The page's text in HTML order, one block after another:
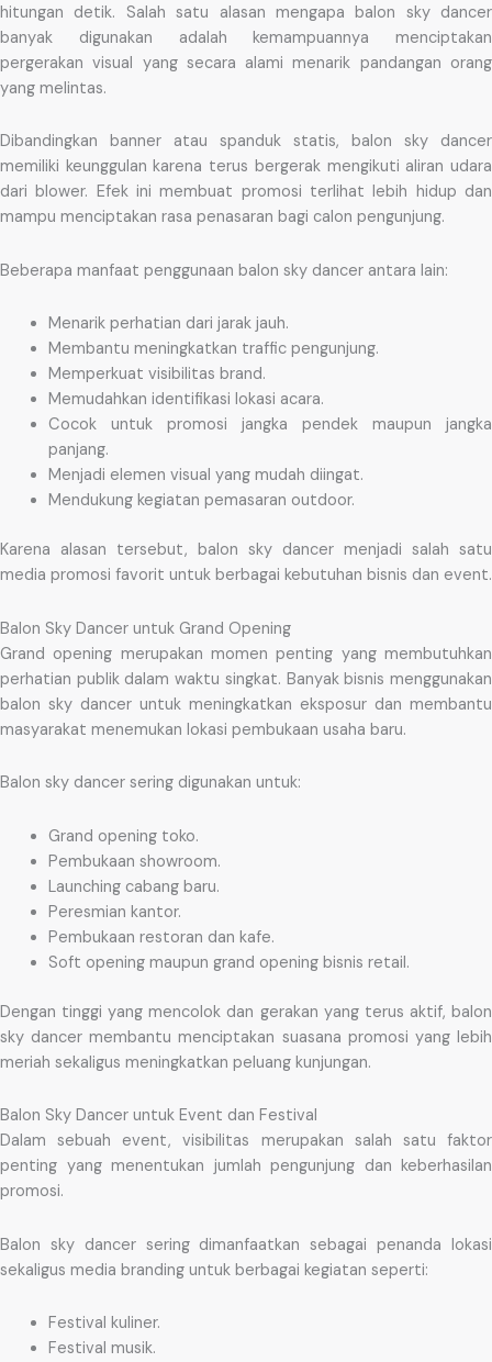
hitungan detik. Salah satu alasan mengapa balon sky dancer
banyak digunakan adalah kemampuannya menciptakan
pergerakan visual yang secara alami menarik pandangan orang
yang melintas.
Dibandingkan banner atau spanduk statis, balon sky dancer
memiliki keunggulan karena terus bergerak mengikuti aliran udara
dari blower. Efek ini membuat promosi terlihat lebih hidup dan
mampu menciptakan rasa penasaran bagi calon pengunjung.
Beberapa manfaat penggunaan balon sky dancer antara lain:
Menarik perhatian dari jarak jauh.
Membantu meningkatkan traffic pengunjung.
Memperkuat visibilitas brand.
Memudahkan identifikasi lokasi acara.
Cocok untuk promosi jangka pendek maupun jangka
panjang.
Menjadi elemen visual yang mudah diingat.
Mendukung kegiatan pemasaran outdoor.
Karena alasan tersebut, balon sky dancer menjadi salah satu
media promosi favorit untuk berbagai kebutuhan bisnis dan event.
Balon Sky Dancer untuk Grand Opening
Grand opening merupakan momen penting yang membutuhkan
perhatian publik dalam waktu singkat. Banyak bisnis menggunakan
balon sky dancer untuk meningkatkan eksposur dan membantu
masyarakat menemukan lokasi pembukaan usaha baru.
Balon sky dancer sering digunakan untuk:
Grand opening toko.
Pembukaan showroom.
Launching cabang baru.
Peresmian kantor.
Pembukaan restoran dan kafe.
Soft opening maupun grand opening bisnis retail.
Dengan tinggi yang mencolok dan gerakan yang terus aktif, balon
sky dancer membantu menciptakan suasana promosi yang lebih
meriah sekaligus meningkatkan peluang kunjungan.
Balon Sky Dancer untuk Event dan Festival
Dalam sebuah event, visibilitas merupakan salah satu faktor
penting yang menentukan jumlah pengunjung dan keberhasilan
promosi.
Balon sky dancer sering dimanfaatkan sebagai penanda lokasi
sekaligus media branding untuk berbagai kegiatan seperti:
Festival kuliner.
Festival musik.